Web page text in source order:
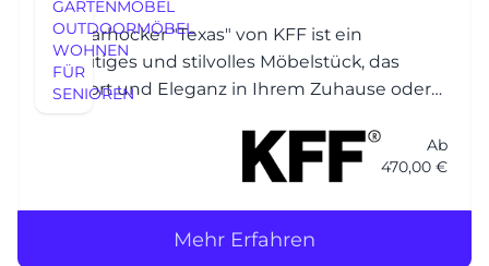
GARTENMÖBEL
OUTDOORMÖBEL
WOHNEN
FÜR
SENIOREN
Der Barhocker "Texas" von KFF ist ein
vielseitiges und stilvolles Möbelstück, das
Komfort und Eleganz in Ihrem Zuhause oder
Ab
470,00 €
Mehr Erfahren